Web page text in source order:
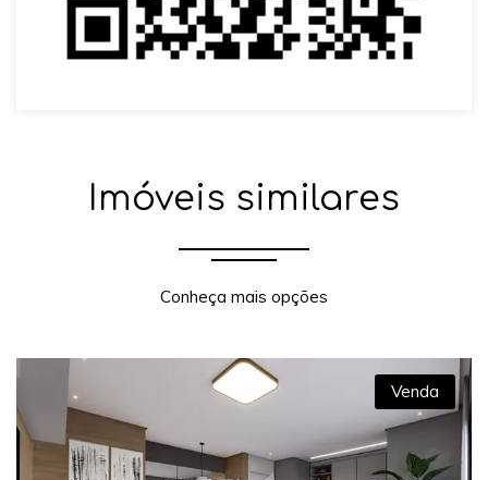
Imóveis similares
Conheça mais opções
Venda